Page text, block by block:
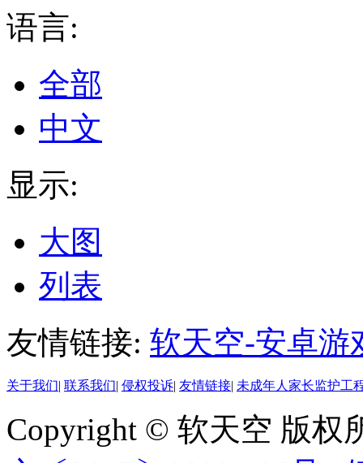
语言:
全部
中文
显示:
大图
列表
友情链接: 软天空-安卓游
关于我们| 联系我们| 侵权投诉| 友情链接| 未成年人家长监护工
Copyright © 软天空 版权